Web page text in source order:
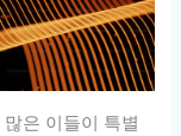
은 이들이 특별